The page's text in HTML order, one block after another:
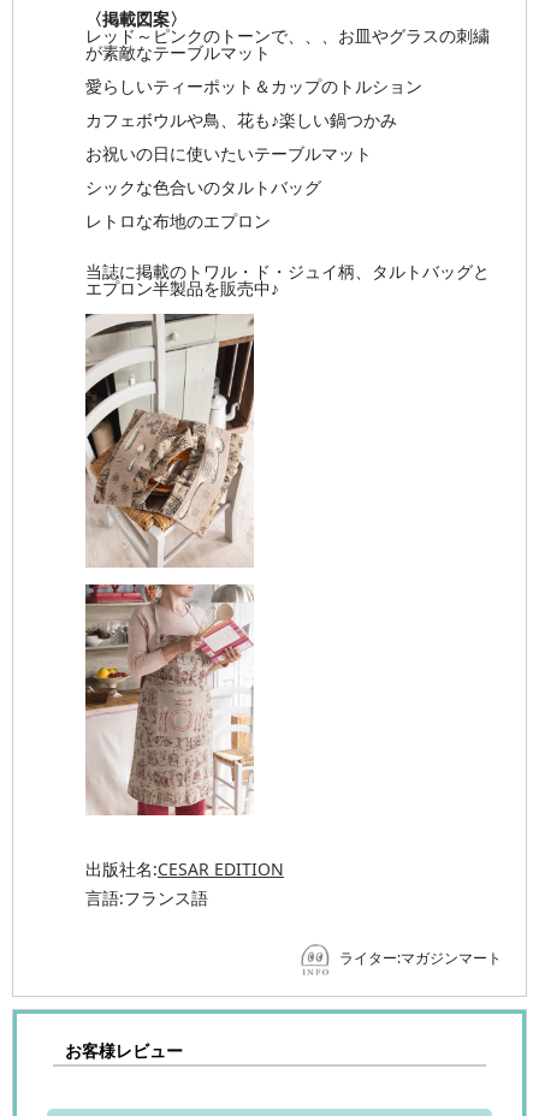
〈掲載図案〉
レッド～ピンクのトーンで、、、お皿やグラスの刺繍
が素敵なテーブルマット
愛らしいティーポット＆カップのトルション
カフェボウルや鳥、花も♪楽しい鍋つかみ
お祝いの日に使いたいテーブルマット
シックな色合いのタルトバッグ
レトロな布地のエプロン
当誌に掲載のトワル・ド・ジュイ柄、タルトバッグと
エプロン半製品を販売中♪
出版社名:CESAR EDITION
言語:フランス語
ライター:マガジンマート
お客様レビュー